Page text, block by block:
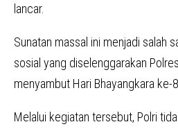
lancar.
Sunatan massal ini menjadi salah
sosial yang diselenggarakan
menyambut Hari Bhayangkara ke-
Melalui kegiatan tersebut, Polri